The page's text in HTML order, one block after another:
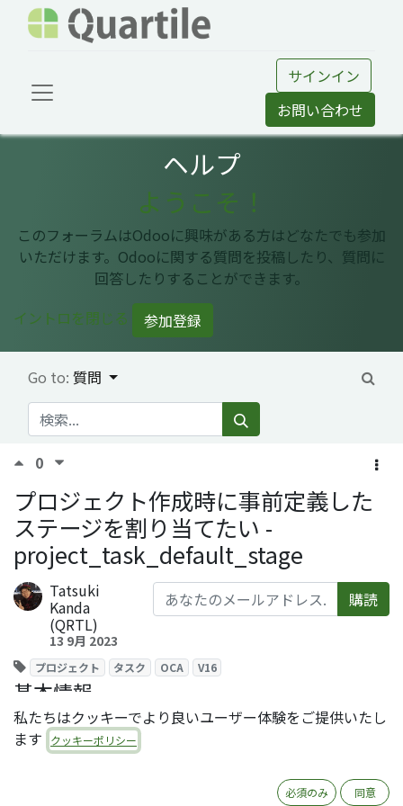
サインイン
お問い合わせ
ヘルプ
ようこそ！
このフォーラムはOdooに興味がある方はどなたでも参加
いただけます。Odooに関する質問を投稿したり、質問に
回答したりすることができます。
イントロを閉じる
参加登録
Go to: 質問
0
プロジェクト作成時に事前定義した
ステージを割り当てたい -
project_task_default_stage
Tatsuki
Kanda
(QRTL)
13 9月 2023
購読
プロジェクト タスク OCA V16
基本情報
モジュール名：project_task_default_stage
ライセンス：AGPL-3
私たちはクッキーでより良いユーザー体験をご提供いたし
ます
クッキーポリシー
必須のみ 同意